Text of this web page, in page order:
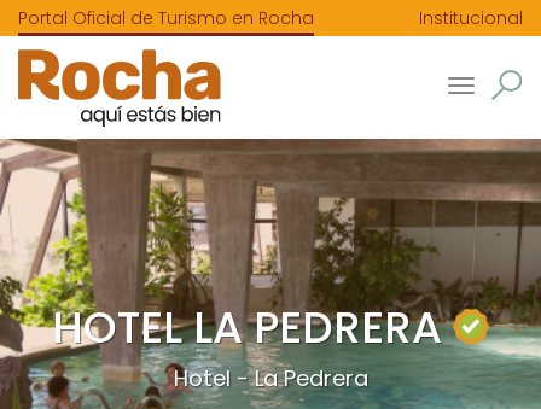
Portal Oficial de Turismo en Rocha Institucional
Toggle
HOTEL LA PEDRERA
Hotel - La Pedrera